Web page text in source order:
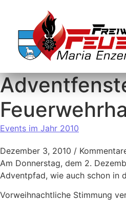
Events im Jahr 2010
Dezember 3, 2010 /
Am Donnerstag, dem 2.
Adventpfad, wie auch schon in
Vorweihnachtliche Stimmung